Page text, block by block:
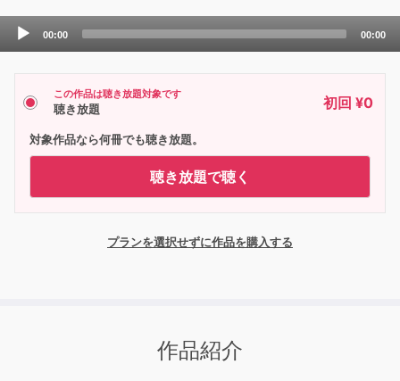
Audio
00:00 00:00
この作品は聴き放題対象です
聴き放題 初回 ¥0
対象作品なら何冊でも聴き放題。
聴き放題で聴く
プランを選択せずに作品を購入する
作品紹介